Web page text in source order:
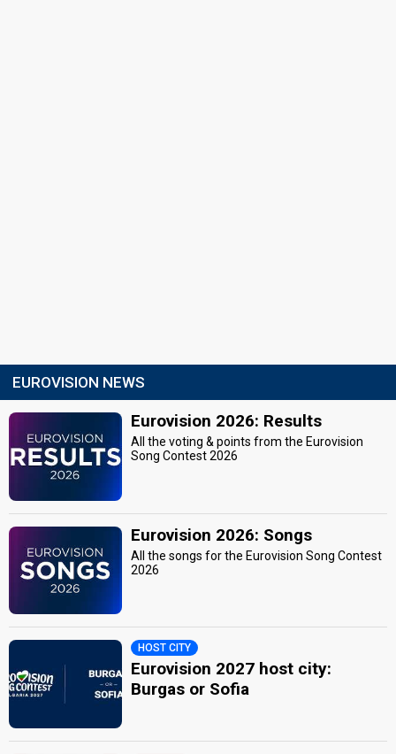
EUROVISION NEWS
Eurovision 2026: Results
All the voting & points from the Eurovision
Song Contest 2026
Eurovision 2026: Songs
All the songs for the Eurovision Song Contest
2026
HOST CITY
Eurovision 2027 host city:
Burgas or Sofia